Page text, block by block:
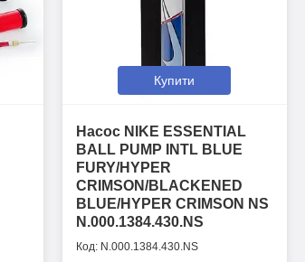
Купити
Насос NIKE ESSENTIAL
BALL PUMP INTL BLUE
FURY/HYPER
CRIMSON/BLACKENED
BLUE/HYPER CRIMSON NS
N.000.1384.430.NS
N.000.1384.430.NS